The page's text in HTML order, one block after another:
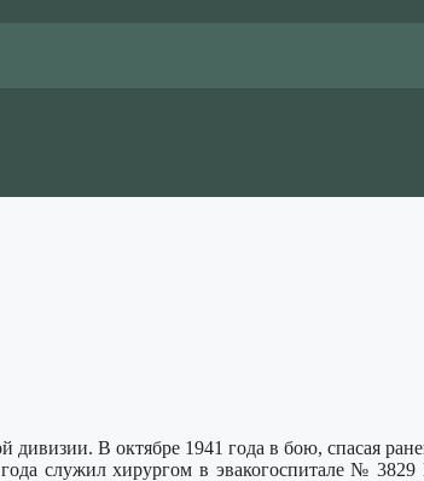
В октябре 1941 года в бою, спасая
служил хирургом в эвакогоспитале № 3829